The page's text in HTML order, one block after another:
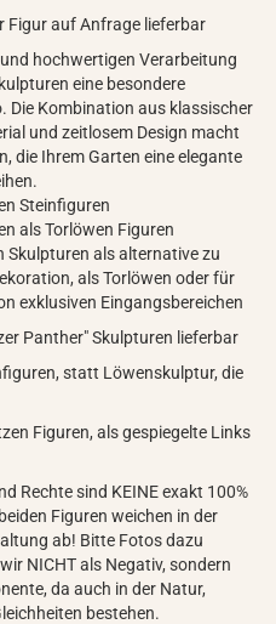
Figur auf Anfrage lieferbar
hochwertigen Verarbeitung
eine besondere
Die Kombination aus klassischer
und zeitlosem Design macht
die Ihrem Garten eine elegante
Steinfiguren
als Torlöwen Figuren
Skulpturen als alternative zu
als Torlöwen oder für
exklusiven Eingangsbereichen
Panther" Skulpturen lieferbar
statt Löwenskulptur, die
Figuren, als gespiegelte Links
Rechte sind KEINE exakt 100%
Figuren weichen in der
ab! Bitte Fotos dazu
NICHT als Negativ, sondern
da auch in der Natur,
bestehen.